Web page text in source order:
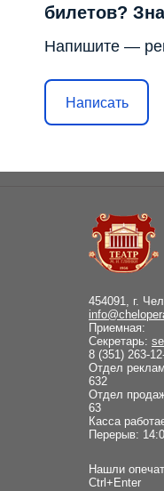
билетов?
Напишите —
Написать
454091, г.
Приемная:
Секретарь:
8 (351) 263-
Отдел
632
Отдел
63
Касса
Перерыв:
Нашли
Ctrl+Enter